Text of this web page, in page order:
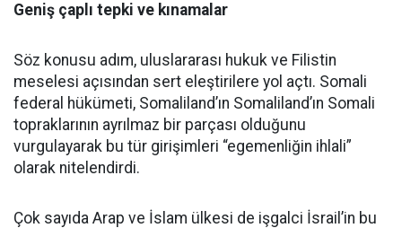
Geniş çaplı tepki ve kınamalar
Söz konusu adım, uluslararası hukuk ve Filistin
meselesi açısından sert eleştirilere yol açtı. Somali
federal hükümeti, Somaliland’ın Somaliland’ın Somali
topraklarının ayrılmaz bir parçası olduğunu
vurgulayarak bu tür girişimleri “egemenliğin ihlali”
olarak nitelendirdi.
Çok sayıda Arap ve İslam ülkesi de işgalci İsrail’in bu